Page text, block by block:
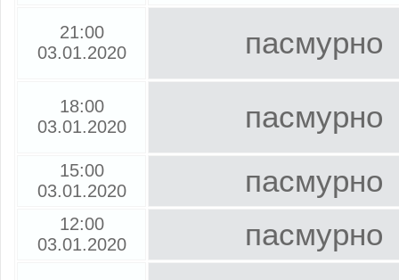
21:00
03.01.2020
пасмурно
18:00
03.01.2020
пасмурно
15:00
03.01.2020
пасмурно
12:00
03.01.2020
пасмурно